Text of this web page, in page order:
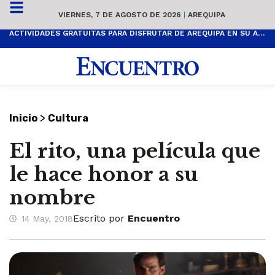
VIERNES, 7 DE AGOSTO DE 2026 | AREQUIPA
ACTIVIDADES GRATUITAS PARA DISFRUTAR DE AREQUIPA EN SU ANIVERSARIO
Inicio > Cultura
El rito, una película que
le hace honor a su
nombre
14 May, 2018Escrito por Encuentro